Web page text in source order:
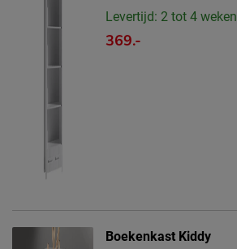
Levertijd: 2 tot 4 weken
369.-
Boekenkast Kiddy